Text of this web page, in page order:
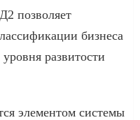
позволяет
бизнеса
развитости
элементом системы